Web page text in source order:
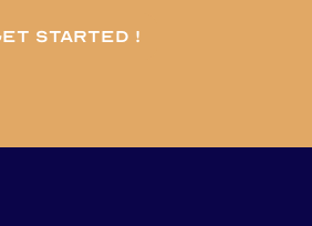
started !